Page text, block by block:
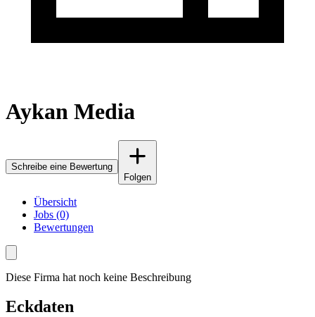
Aykan Media
Schreibe eine Bewertung
Folgen
Übersicht
Jobs (0)
Bewertungen
Diese Firma hat noch keine Beschreibung
Eckdaten